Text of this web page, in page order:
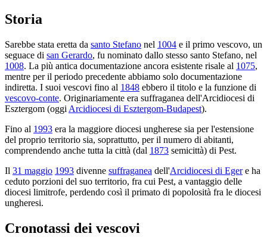
Storia
Sarebbe stata eretta da santo Stefano nel 1004 e il primo vescovo, un
seguace di san Gerardo, fu nominato dallo stesso santo Stefano, nel
1008. La più antica documentazione ancora esistente risale al 1075,
mentre per il periodo precedente abbiamo solo documentazione
indiretta. I suoi vescovi fino al 1848 ebbero il titolo e la funzione di
vescovo-conte. Originariamente era suffraganea dell'Arcidiocesi di
Esztergom (oggi Arcidiocesi di Esztergom-Budapest).
Fino al 1993 era la maggiore diocesi ungherese sia per l'estensione
del proprio territorio sia, soprattutto, per il numero di abitanti,
comprendendo anche tutta la città (dal 1873 semicittà) di Pest.
Il 31 maggio 1993 divenne suffraganea dell'Arcidiocesi di Egere ha
ceduto porzioni del suo territorio, fra cui Pest, a vantaggio delle
diocesi limitrofe, perdendo così il primato di popolosità fra le diocesi
ungheresi.
Cronotassi dei vescovi